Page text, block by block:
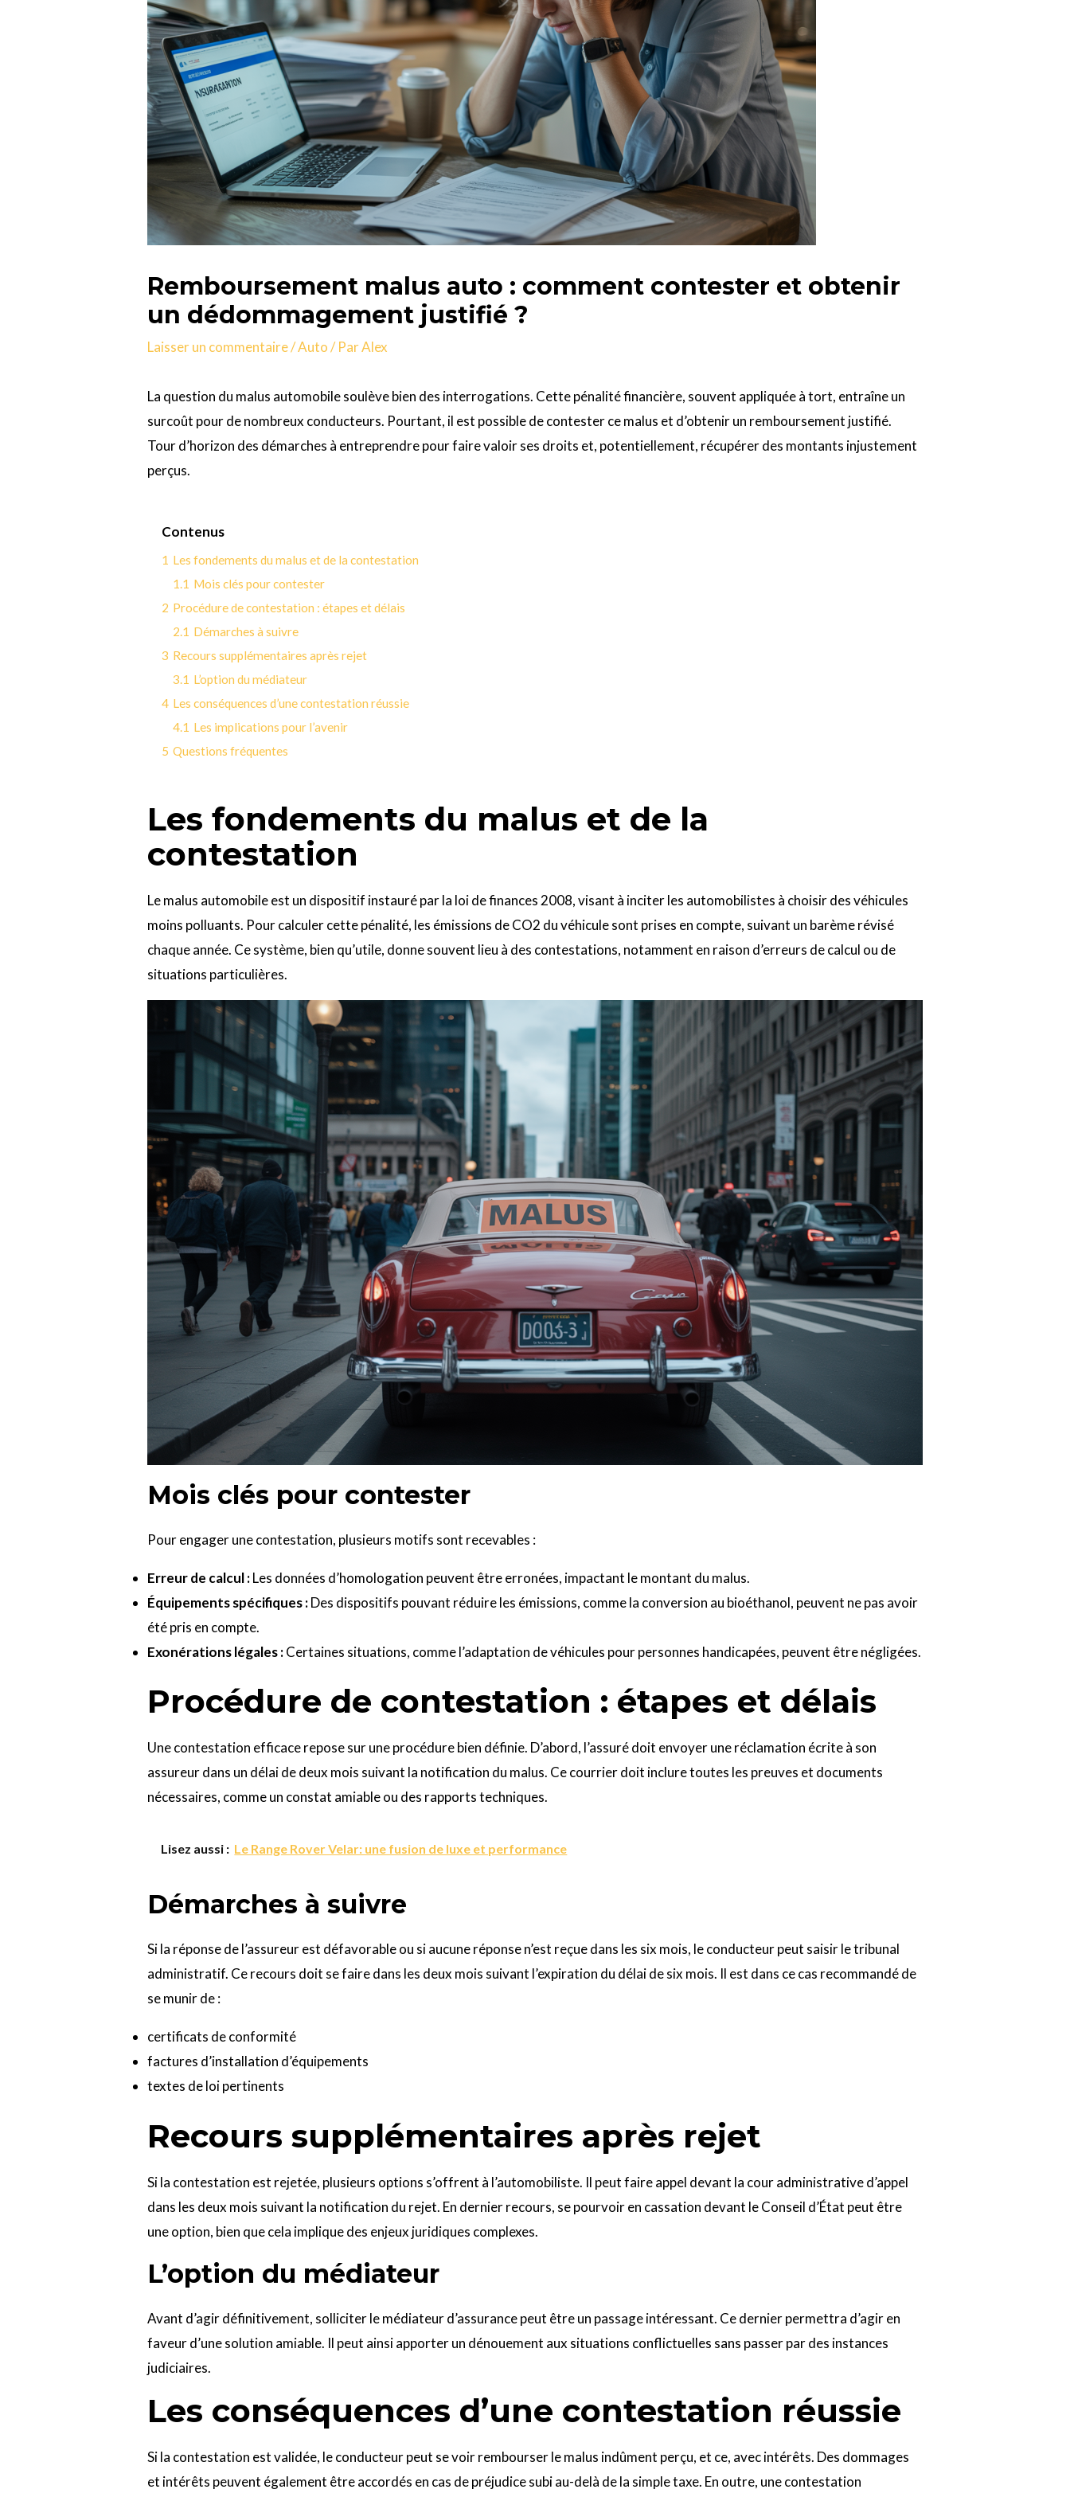
Remboursement malus auto : comment contester et obtenir
un dédommagement justifié ?
Laisser un commentaire/Auto/ ParAlex
La question du malus automobile soulève bien des interrogations. Cette pénalité financière, souvent appliquée à tort, entraîne un
surcoût pour de nombreux conducteurs. Pourtant, il est possible de contester ce malus et d’obtenir un remboursement justifié.
Tour d’horizon des démarches à entreprendre pour faire valoir ses droits et, potentiellement, récupérer des montants injustement
perçus.
Contenus
1 Les fondements du malus et de la contestation
1.1 Mois clés pour contester
2 Procédure de contestation : étapes et délais
2.1 Démarches à suivre
3 Recours supplémentaires après rejet
3.1 L’option du médiateur
4 Les conséquences d’une contestation réussie
4.1 Les implications pour l’avenir
5 Questions fréquentes
Les fondements du malus et de la
contestation
Le malus automobile est un dispositif instauré par la loi de finances 2008, visant à inciter les automobilistes à choisir des véhicules
moins polluants. Pour calculer cette pénalité, les émissions de CO2 du véhicule sont prises en compte, suivant un barème révisé
chaque année. Ce système, bien qu’utile, donne souvent lieu à des contestations, notamment en raison d’erreurs de calcul ou de
situations particulières.
Mois clés pour contester
Pour engager une contestation, plusieurs motifs sont recevables :
Erreur de calcul :Les données d’homologation peuvent être erronées, impactant le montant du malus.
Équipements spécifiques :Des dispositifs pouvant réduire les émissions, comme la conversion au bioéthanol, peuvent ne pas avoir
été pris en compte.
Exonérations légales :Certaines situations, comme l’adaptation de véhicules pour personnes handicapées, peuvent être négligées.
Procédure de contestation : étapes et délais
Une contestation efficace repose sur une procédure bien définie. D’abord, l’assuré doit envoyer une réclamation écrite à son
assureur dans un délai de deux mois suivant la notification du malus. Ce courrier doit inclure toutes les preuves et documents
nécessaires, comme un constat amiable ou des rapports techniques.
Lisez aussi : Le Range Rover Velar: une fusion de luxe et performance
Démarches à suivre
Si la réponse de l’assureur est défavorable ou si aucune réponse n’est reçue dans les six mois, le conducteur peut saisir le tribunal
administratif. Ce recours doit se faire dans les deux mois suivant l’expiration du délai de six mois. Il est dans ce cas recommandé de
se munir de :
certificats de conformité
factures d’installation d’équipements
textes de loi pertinents
Recours supplémentaires après rejet
Si la contestation est rejetée, plusieurs options s’offrent à l’automobiliste. Il peut faire appel devant la cour administrative d’appel
dans les deux mois suivant la notification du rejet. En dernier recours, se pourvoir en cassation devant le Conseil d’État peut être
une option, bien que cela implique des enjeux juridiques complexes.
L’option du médiateur
Avant d’agir définitivement, solliciter le médiateur d’assurance peut être un passage intéressant. Ce dernier permettra d’agir en
faveur d’une solution amiable. Il peut ainsi apporter un dénouement aux situations conflictuelles sans passer par des instances
judiciaires.
Les conséquences d’une contestation réussie
Si la contestation est validée, le conducteur peut se voir rembourser le malus indûment perçu, et ce, avec intérêts. Des dommages
et intérêts peuvent également être accordés en cas de préjudice subi au-delà de la simple taxe. En outre, une contestation